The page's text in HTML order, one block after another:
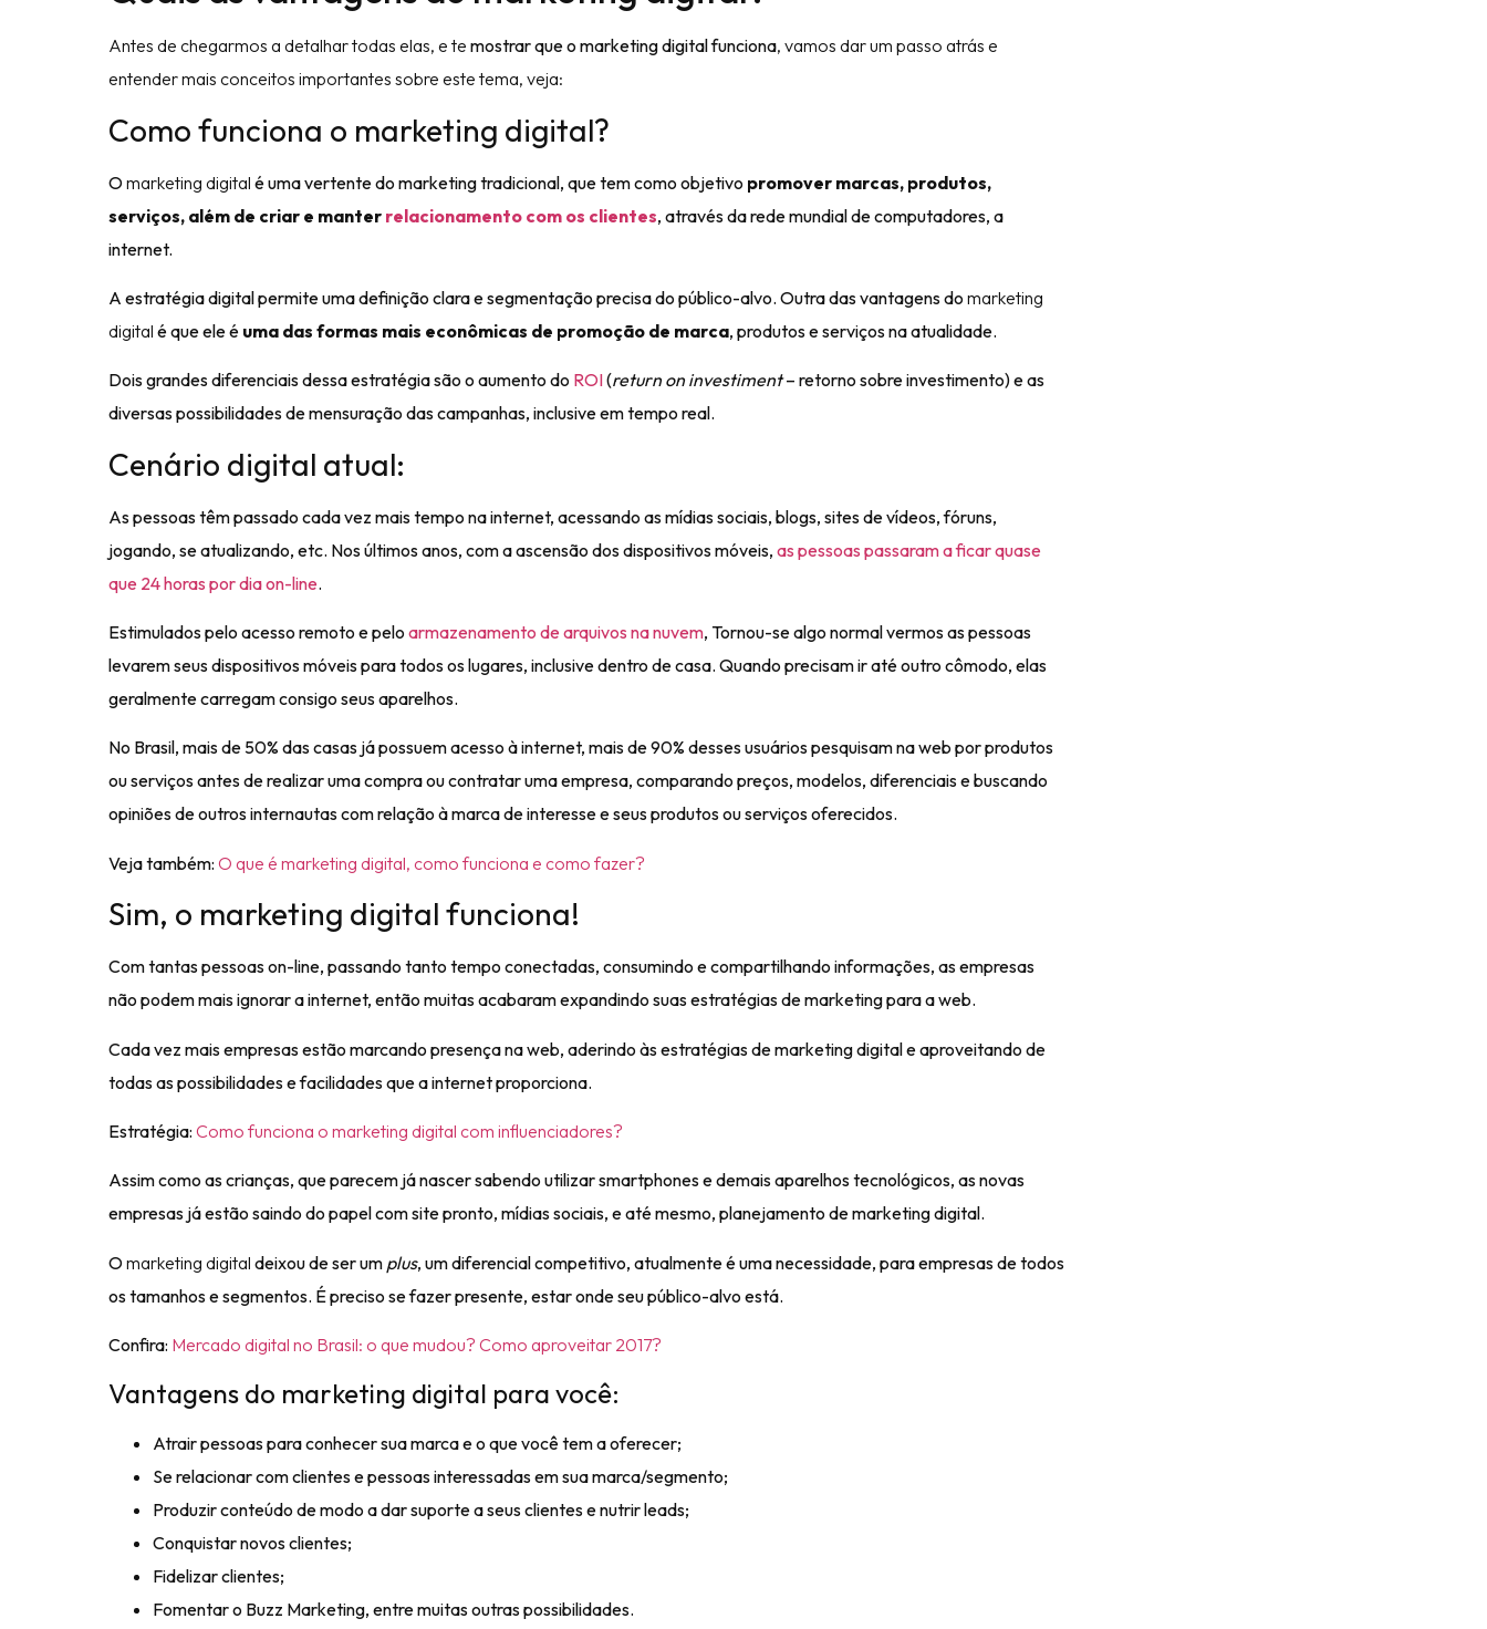
Antes de chegarmos a detalhar todas elas, e te mostrar que o marketing digital funciona, vamos dar um passo atrás e
entender mais conceitos importantes sobre este tema, veja:
Como funciona o marketing digital?
Omarketing digital é uma vertente do marketing tradicional, que tem como objetivo promover marcas, produtos,
serviços, além de criar e manter relacionamento com os clientes, através da rede mundial de computadores, a
internet.
A estratégia digital permite uma definição clara e segmentação precisa do público-alvo. Outra das vantagens do marketing
digital é que ele é uma das formas mais econômicas de promoção de marca, produtos e serviços na atualidade.
Dois grandes diferenciais dessa estratégia são o aumento do ROI(return on investiment– retorno sobre investimento) e as
diversas possibilidades de mensuração das campanhas, inclusive em tempo real.
Cenário digital atual:
As pessoas têm passado cada vez mais tempo na internet, acessando as mídias sociais, blogs, sites de vídeos, fóruns,
jogando, se atualizando, etc. Nos últimos anos, com a ascensão dos dispositivos móveis, as pessoas passaram a ficar quase
que 24 horas por dia on-line.
Estimulados pelo acesso remoto e pelo armazenamento de arquivos na nuvem, Tornou-se algo normal vermos as pessoas
levarem seus dispositivos móveis para todos os lugares, inclusive dentro de casa. Quando precisam ir até outro cômodo, elas
geralmente carregam consigo seus aparelhos.
No Brasil, mais de 50% das casas já possuem acesso à internet, mais de 90% desses usuários pesquisam na web por produtos
ou serviços antes de realizar uma compra ou contratar uma empresa, comparando preços, modelos, diferenciais e buscando
opiniões de outros internautas com relação à marca de interesse e seus produtos ou serviços oferecidos.
Veja também: O que é marketing digital, como funciona e como fazer?
Sim, o marketing digital funciona!
Com tantas pessoas on-line, passando tanto tempo conectadas, consumindo e compartilhando informações, as empresas
não podem mais ignorar a internet, então muitas acabaram expandindo suas estratégias de marketing para a web.
Cada vez mais empresas estão marcando presença na web, aderindo àsestratégias de marketing digitale aproveitando de
todas as possibilidades e facilidades que a internet proporciona.
Estratégia: Como funciona o marketing digital com influenciadores?
Assim como as crianças, que parecem já nascer sabendo utilizar smartphones e demais aparelhos tecnológicos, as novas
empresas já estão saindo do papel com site pronto, mídias sociais, e até mesmo, planejamento de marketing digital.
Omarketing digital deixou de ser um plus, um diferencial competitivo, atualmente é uma necessidade, para empresas de todos
os tamanhos e segmentos. É preciso se fazer presente, estar onde seu público-alvo está.
Confira: Mercado digital no Brasil: o que mudou? Como aproveitar 2017?
Vantagens do marketing digital para você:
Atrair pessoas para conhecer sua marca e o que você tem a oferecer;
Se relacionar com clientes e pessoas interessadas em sua marca/segmento;
Produzir conteúdo de modo a dar suporte a seus clientes e nutrir leads;
Conquistar novos clientes;
Fidelizar clientes;
Fomentar o Buzz Marketing, entre muitas outras possibilidades.